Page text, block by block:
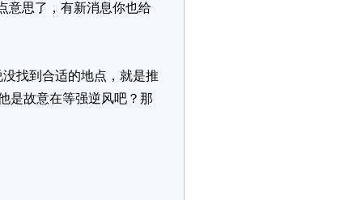
意思了，有新消息你也给
找到合适的地点，就是推
是故意在等强逆风吧？那